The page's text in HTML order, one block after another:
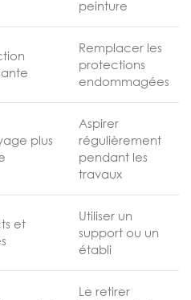
peinture
Remplacer les
protections
endommagées
plus
Aspirer
régulièrement
pendant les
travaux
et
Utiliser un
support ou un
établi
Le retirer